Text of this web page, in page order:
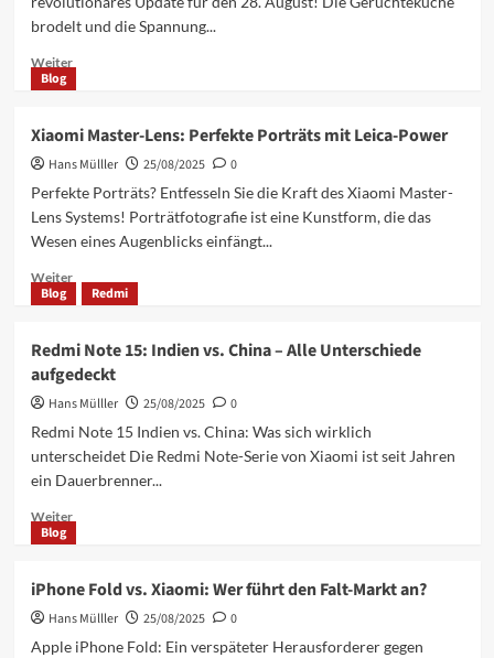
Android
16
brodelt und die Spannung...
WeiterMehr
3:
Angeblicher
Starttermin
28.
August
Blog
Xiaomi Master-Lens: Perfekte Porträts mit Leica-Power
Hans Mülller 25/08/2025
0
Perfekte Porträts? Entfesseln Sie die Kraft des Xiaomi Master-
Lens Systems! Porträtfotografie ist eine Kunstform, die das
Wesen eines Augenblicks einfängt...
WeiterMehr
Informationen
Master-
Lens:
Perfekte
mit
Leica-
Power
Blog Redmi
Redmi Note 15: Indien vs. China – Alle Unterschiede
aufgedeckt
Hans Mülller 25/08/2025
0
Redmi Note 15 Indien vs. China: Was sich wirklich
unterscheidet Die Redmi Note-Serie von Xiaomi ist seit Jahren
ein Dauerbrenner...
WeiterMehr
Note
15:
Indien
Blog
iPhone Fold vs. Xiaomi: Wer führt den Falt-Markt an?
Hans Mülller 25/08/2025
0
Apple iPhone Fold: Ein verspäteter Herausforderer gegen